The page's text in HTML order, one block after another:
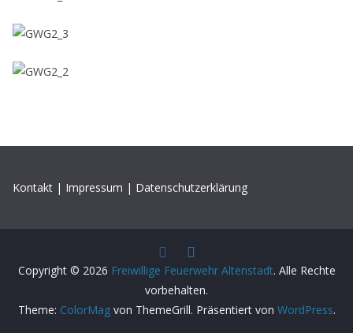
Kontakt | Impressum | Datenschutzerklärung
Copyright © 2026 Freiwillige Feuerwehr Altenstadt. Alle Rechte
vorbehalten.
Theme: ColorMagvon ThemeGrill. Präsentiert von WordPress.